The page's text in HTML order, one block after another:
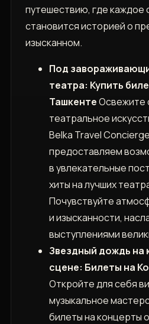
путешествию, где каждое
становится историей о
изысканном.
Под
театра: Купить
ТашкентеОсвежите
театральное
Belka Travel
предоставляем
в увлекательные
хиты на лучших
Почувствуйте
и изысканности,
выступлениями
Звездный дождь на
сцене: Билеты на
Откройте для себя
музыкальное
билеты на концерты